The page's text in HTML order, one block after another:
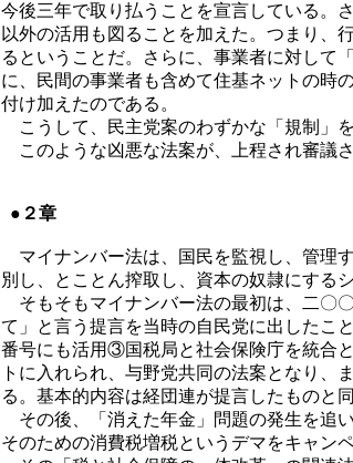
今後三年で取り払うことを宣言している。
以外の活用も図ることを加えた。つまり、
るということだ。さらに、事業者に対して
に、民間の事業者も含めて住基ネットの時
付け加えたのである。
こうして、民主党案のわずかな「規制」
このような凶悪な法案が、上程され審議
●２章
マイナンバー法は、国民を監視し、管理
別し、とことん搾取し、資本の奴隷にする
そもそもマイナンバー法の最初は、二〇
て」と言う提言を当時の自民党に出した
番号にも活用③国税局と社会保険庁を統合
トに入れられ、与野党共同の法案となり、
る。基本的内容は経団連が提言したものと同
その後、「消えた年金」問題の発生を追
そのための消費税増税というデマをキャンペ